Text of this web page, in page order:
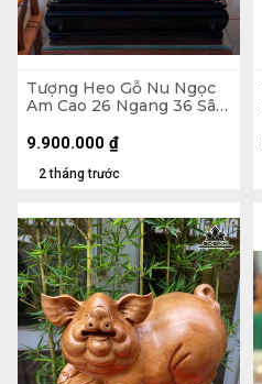
Tượng Heo Gỗ Nu Ngọc
Am Cao 26 Ngang 36 Sâu
x 30 (cm)
2 tháng trước
9.900.000 ₫